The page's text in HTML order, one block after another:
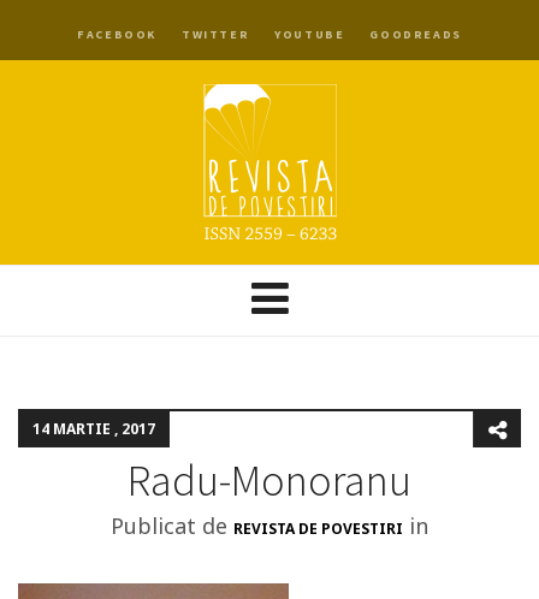
FACEBOOK TWITTER YOUTUBE GOODREADS
14 MARTIE , 2017
Radu-Monoranu
Publicat de REVISTA DE POVESTIRI in